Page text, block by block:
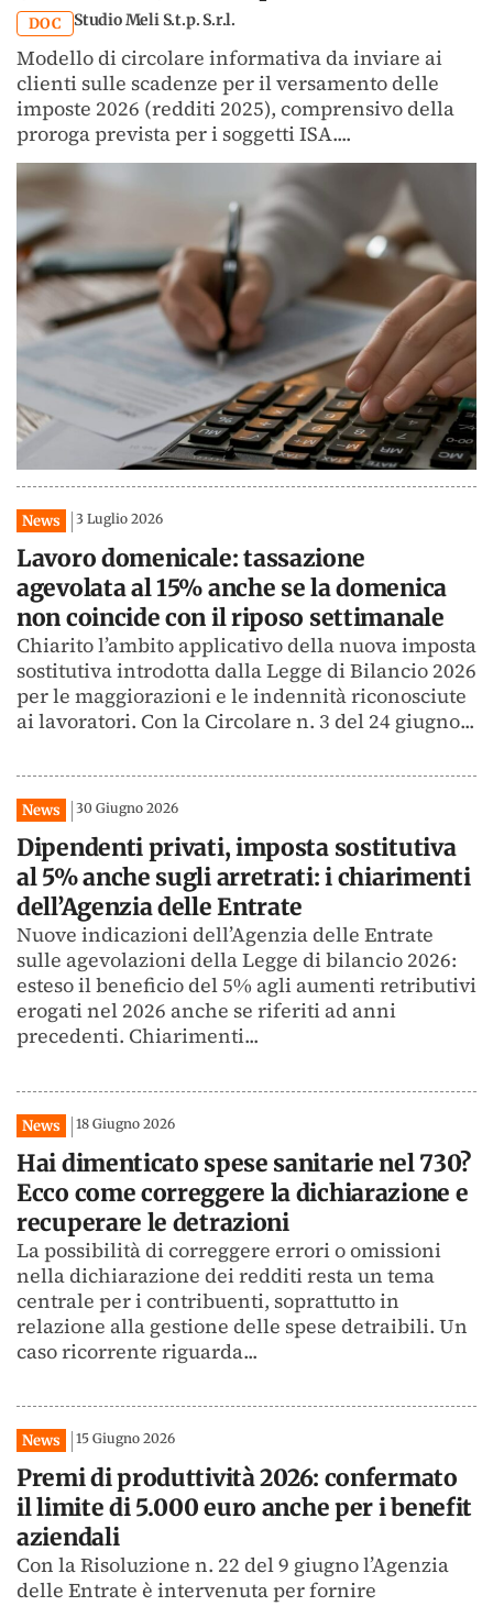
DOC Studio Meli S.t.p. S.r.l.
Modello di circolare informativa da inviare ai
clienti sulle scadenze per il versamento delle
imposte 2026 (redditi 2025), comprensivo della
proroga prevista per i soggetti ISA....
News 3 Luglio 2026
Lavoro domenicale: tassazione
agevolata al 15% anche se la domenica
non coincide con il riposo settimanale
Chiarito l’ambito applicativo della nuova imposta
sostitutiva introdotta dalla Legge di Bilancio 2026
per le maggiorazioni e le indennità riconosciute
ai lavoratori. Con la Circolare n. 3 del 24 giugno...
News 30 Giugno 2026
Dipendenti privati, imposta sostitutiva
al 5% anche sugli arretrati: i chiarimenti
dell’Agenzia delle Entrate
Nuove indicazioni dell’Agenzia delle Entrate
sulle agevolazioni della Legge di bilancio 2026:
esteso il beneficio del 5% agli aumenti retributivi
erogati nel 2026 anche se riferiti ad anni
precedenti. Chiarimenti...
News 18 Giugno 2026
Hai dimenticato spese sanitarie nel 730?
Ecco come correggere la dichiarazione e
recuperare le detrazioni
La possibilità di correggere errori o omissioni
nella dichiarazione dei redditi resta un tema
centrale per i contribuenti, soprattutto in
relazione alla gestione delle spese detraibili. Un
caso ricorrente riguarda...
News 15 Giugno 2026
Premi di produttività 2026: confermato
il limite di 5.000 euro anche per i benefit
aziendali
Con la Risoluzione n. 22 del 9 giugno l’Agenzia
delle Entrate è intervenuta per fornire